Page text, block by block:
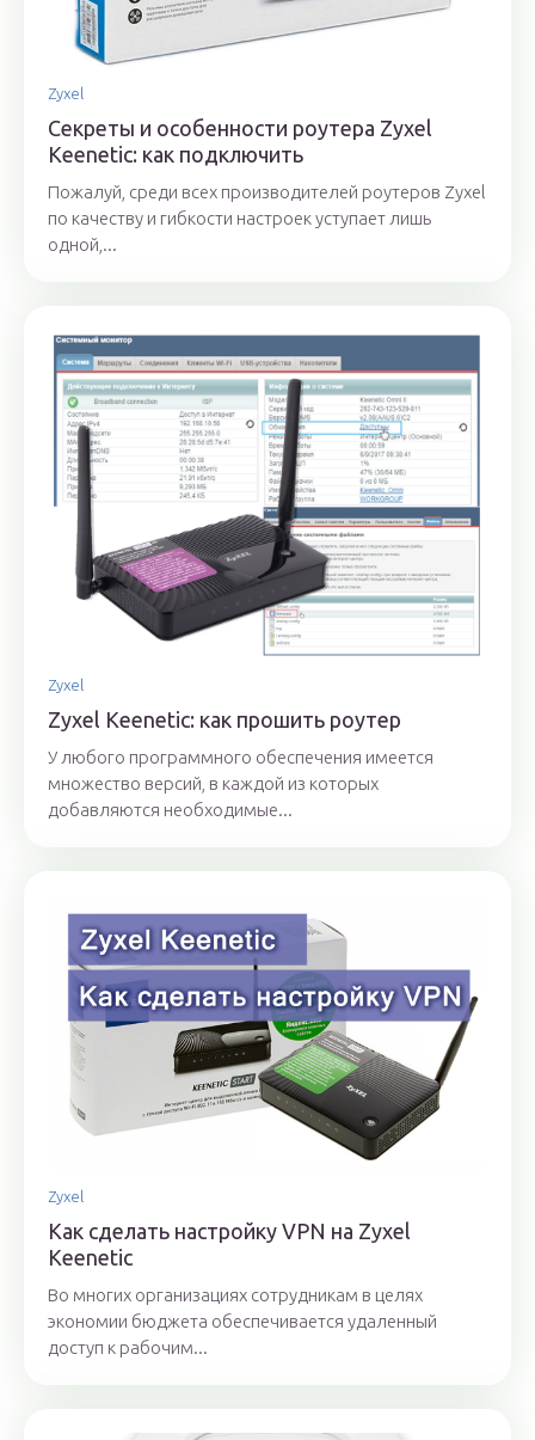
Zyxel
Секреты и особенности роутера Zyxel
Keenetic: как подключить
Пожалуй, среди всех производителей роутеров Zyxel
по качеству и гибкости настроек уступает лишь
одной,...
Zyxel
Zyxel Keenetic: как прошить роутер
У любого программного обеспечения имеется
множество версий, в каждой из которых
добавляются необходимые...
Zyxel
Как сделать настройку VPN на Zyxel
Keenetic
Во многих организациях сотрудникам в целях
экономии бюджета обеспечивается удаленный
доступ к рабочим...